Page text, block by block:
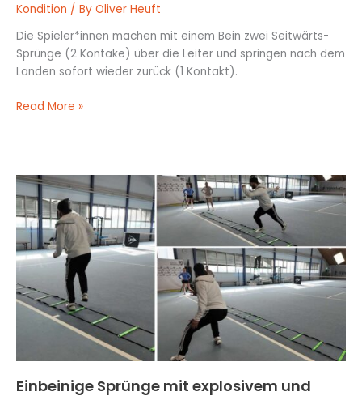
Kondition / By Oliver Heuft
Die Spieler*innen machen mit einem Bein zwei Seitwärts-
Sprünge (2 Kontake) über die Leiter und springen nach dem
Landen sofort wieder zurück (1 Kontakt).
Read More »
Einbeinige Sprünge mit explosivem und
Einbeinige
Sprünge
mit
explosivem
und
raumgreifendem
Cross-
Over